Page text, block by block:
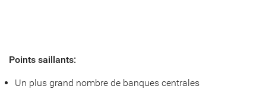
Points saillants:
Un plus grand nombre de banques centrales